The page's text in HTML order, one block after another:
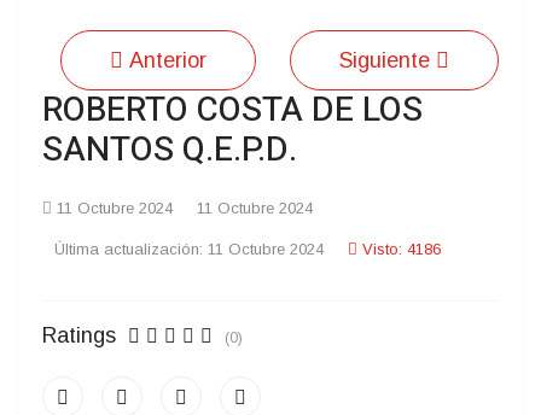
Anterior Siguiente
ROBERTO COSTA DE LOS
SANTOS Q.E.P.D.
11 Octubre 2024 11 Octubre 2024
Última actualización: 11 Octubre 2024 Visto: 4186
Ratings (0)